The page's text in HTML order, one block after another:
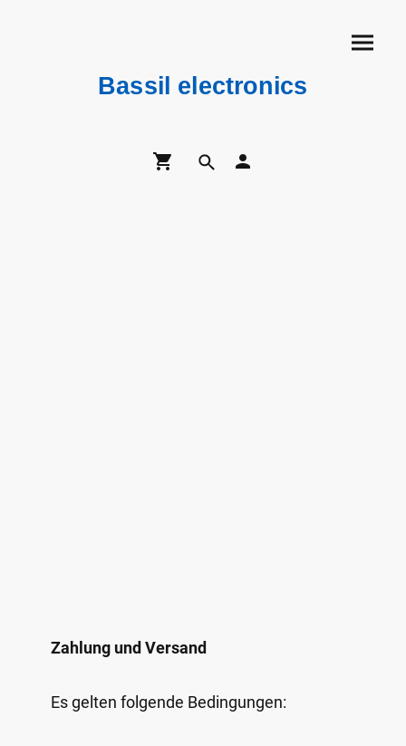
Bassil electronics
Zahlung und Versand
Es gelten folgende Bedingungen: